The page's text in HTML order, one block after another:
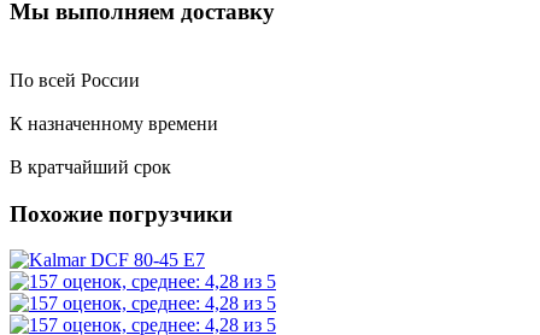
Мы выполняем доставку
По всей России
К назначенному времени
В кратчайший срок
Похожие погрузчики